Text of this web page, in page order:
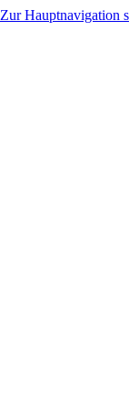
Zur Hauptnavigation